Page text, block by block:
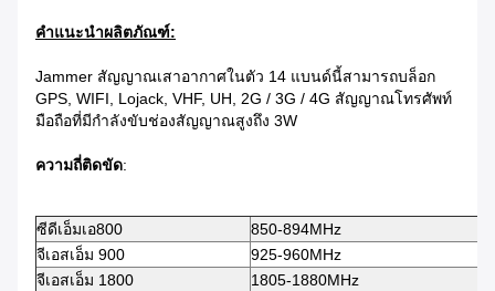
คำแนะนำผลิตภัณฑ์:
Jammer สัญญาณเสาอากาศในตัว 14 แบนด์นี้สามารถบล็อก
GPS, WIFI, Lojack, VHF, UH, 2G / 3G / 4G สัญญาณโทรศัพท์
มือถือที่มีกำลังขับช่องสัญญาณสูงถึง 3W
ความถี่ติดขัด:
ซีดีเอ็มเอ800
850-894MHz
จีเอสเอ็ม 900
925-960MHz
จีเอสเอ็ม 1800
1805-1880MHz